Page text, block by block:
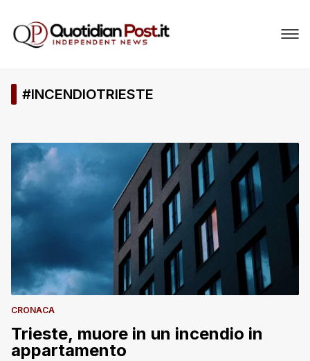
#INCENDIOTRIESTE
CRONACA
Trieste, muore in un incendio in
appartamento